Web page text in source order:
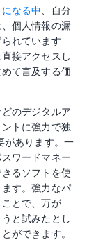
なる中、自分
個人情報の漏
れています
接アクセスし
て言及する価
のデジタルア
トに強力で独
があります。一
ワードマネー
るソフトを使
す。強力なパ
とで、万が
と試みたとし
ができます。